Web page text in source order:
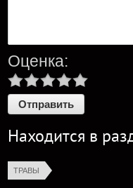
Оценка:
Находится в
ТРАВЫ